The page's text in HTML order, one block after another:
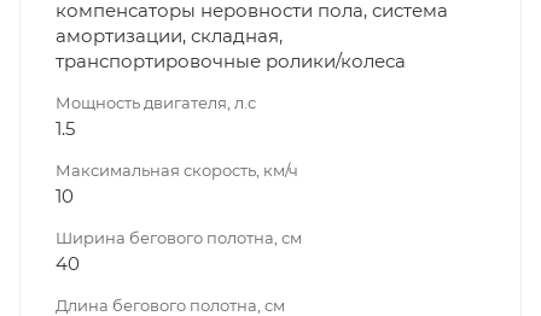
компенсаторы неровности пола, система
амортизации, складная,
транспортировочные ролики/колеса
Мощность двигателя, л.с
1.5
Максимальная скорость, км/ч
10
Ширина бегового полотна, см
40
Длина бегового полотна, см